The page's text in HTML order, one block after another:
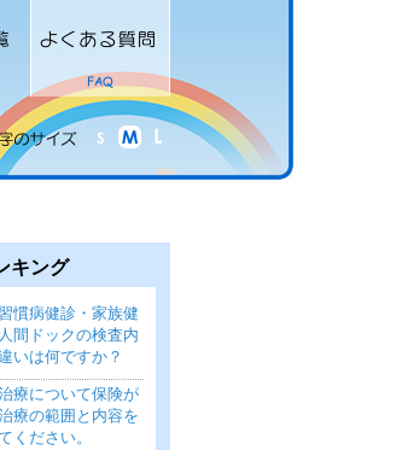
キング
慣病健診・家族健
間ドックの検査内
いは何ですか？
療について保険が
療の範囲と内容を
ください。